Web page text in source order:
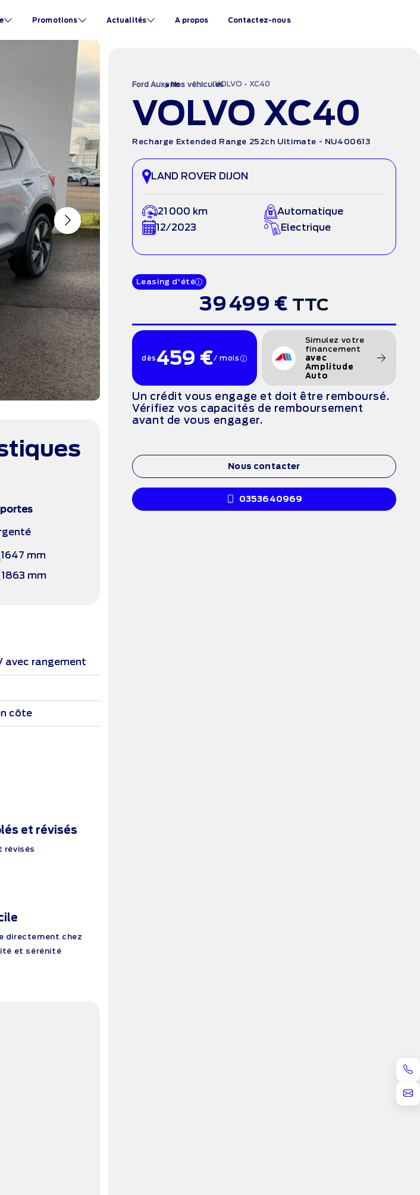
Promotions Actualités Contactez-nous
A propos
Next
Ford Auxerre
›
Nos véhicules
›
VOLVO - XC40
VOLVO XC40
Recharge Extended Range 252ch Ultimate - NU400613
LAND ROVER DIJON
21 000 km
Automatique
12/2023
Electrique
Leasing d'été
39 499 € TTC
dès 459 €/ mois
Simulez votre
financement
avec
Amplitude
Auto
Un crédit vous engage et doit être remboursé.
Vérifiez vos capacités de remboursement
avant de vous engager.
Nous contacter
0353640969
1647 mm
1863 mm
avec rangement
côte
et révisés
révisés
directement chez
et sérénité